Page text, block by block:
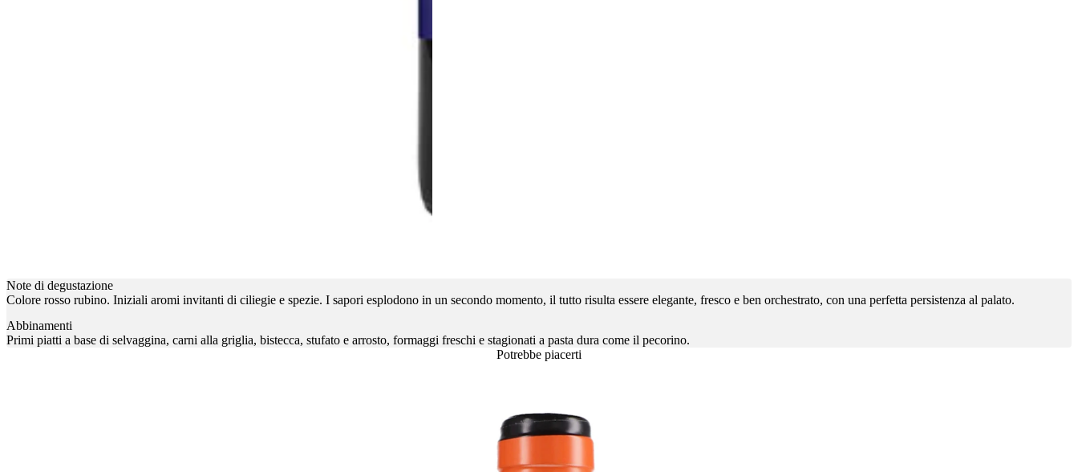
Note di degustazione
Colore rosso rubino. Iniziali aromi invitanti di ciliegie e spezie. I sapori esplodono in un secondo momento, il tutto risulta essere elegante, fresco e ben orchestrato, con una perfetta persistenza al palato.
Abbinamenti
Primi piatti a base di selvaggina, carni alla griglia, bistecca, stufato e arrosto, formaggi freschi e stagionati a pasta dura come il pecorino.
Potrebbe piacerti